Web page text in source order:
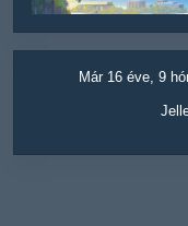
Már 16 éve, 9